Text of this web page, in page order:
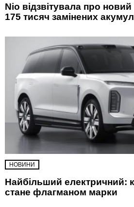
Nio відзвітувала про
175 тисяч замінених
НОВИНИ
Найбільший електричний:
стане флагманом марки